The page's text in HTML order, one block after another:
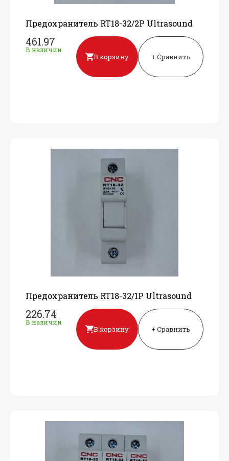
Предохранитель RT18-32/2P Ultrasound
461.97
В наличии
В корзину + Сравнить
Предохранитель RT18-32/1P Ultrasound
226.74
В наличии
В корзину + Сравнить